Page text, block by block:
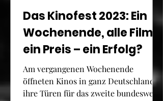
Das Kinofest 2023: Ein
Wochenende, alle Filme,
ein Preis – ein Erfolg?
Am vergangenen Wochenende
öffneten Kinos in ganz Deutschland
ihre Türen für das zweite bundesweite